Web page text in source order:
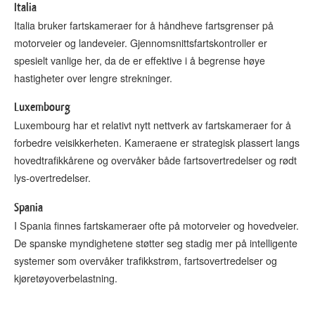
Italia
Italia bruker fartskameraer for å håndheve fartsgrenser på
motorveier og landeveier. Gjennomsnittsfartskontroller er
spesielt vanlige her, da de er effektive i å begrense høye
hastigheter over lengre strekninger.
Luxembourg
Luxembourg har et relativt nytt nettverk av fartskameraer for å
forbedre veisikkerheten. Kameraene er strategisk plassert langs
hovedtrafikkårene og overvåker både fartsovertredelser og rødt
lys-overtredelser.
Spania
I Spania finnes fartskameraer ofte på motorveier og hovedveier.
De spanske myndighetene støtter seg stadig mer på intelligente
systemer som overvåker trafikkstrøm, fartsovertredelser og
kjøretøyoverbelastning.